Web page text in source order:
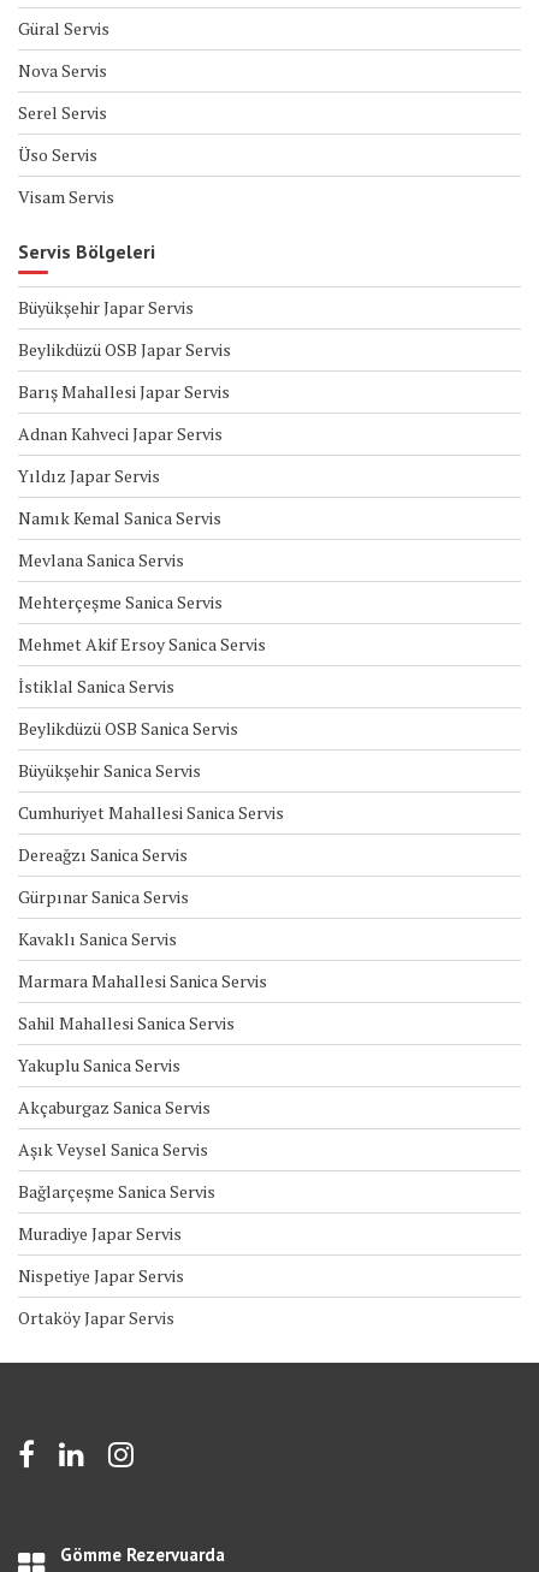
Güral Servis
Nova Servis
Serel Servis
Üso Servis
Visam Servis
Servis Bölgeleri
Büyükşehir Japar Servis
Beylikdüzü OSB Japar Servis
Barış Mahallesi Japar Servis
Adnan Kahveci Japar Servis
Yıldız Japar Servis
Namık Kemal Sanica Servis
Mevlana Sanica Servis
Mehterçeşme Sanica Servis
Mehmet Akif Ersoy Sanica Servis
İstiklal Sanica Servis
Beylikdüzü OSB Sanica Servis
Büyükşehir Sanica Servis
Cumhuriyet Mahallesi Sanica Servis
Dereağzı Sanica Servis
Gürpınar Sanica Servis
Kavaklı Sanica Servis
Marmara Mahallesi Sanica Servis
Sahil Mahallesi Sanica Servis
Yakuplu Sanica Servis
Akçaburgaz Sanica Servis
Aşık Veysel Sanica Servis
Bağlarçeşme Sanica Servis
Muradiye Japar Servis
Nispetiye Japar Servis
Ortaköy Japar Servis
Gömme Rezervuarda